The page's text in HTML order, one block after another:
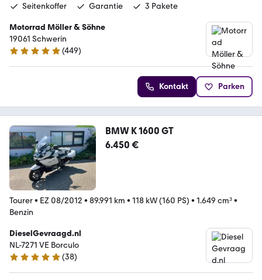
Seitenkoffer
Garantie 3 Pakete
Motorrad Möller & Söhne
19061 Schwerin
4.8 Sterne
(449)
Kontakt Parken
BMW K 1600 GT
6.450 €
Tourer• EZ 08/2012 • 89.991 km • 118 kW (160 PS) • 1.649 cm³•
Benzin
DieselGevraagd.nl
NL-7271 VE Borculo
5 Sterne
(38)